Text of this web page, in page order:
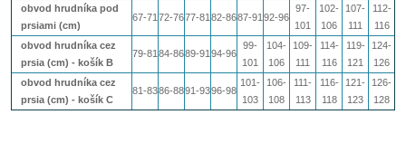
obvod hrudníka pod
prsiami (cm)
67-71 72-7677-81 82-8687-91 92-96
97-
101
102-
106
107-
111
112-
116
obvod hrudníka cez
prsia (cm) - košík B
79-81 84-8689-91 94-96
99-
101
104-
106
109-
111
114-
116
119-
121
124-
126
obvod hrudníka cez
prsia (cm) - košík C
81-8386-8891-9396-98
101-
103
106-
108
111-
113
116-
118
121-
123
126-
128